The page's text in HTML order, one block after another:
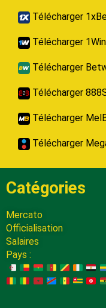
Télécharger
Télécharger 1Win
Télécharger
Télécharger
Télécharger
Télécharger
Catégories
Mercato
Officialisation
Salaires
Pays :